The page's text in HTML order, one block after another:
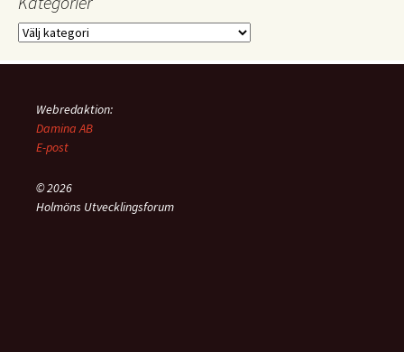
Kategorier
Webredaktion:
Damina AB
E-post
© 2026
Holmöns Utvecklingsforum